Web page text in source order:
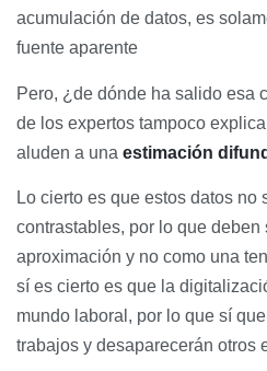
acumulación de datos, es
fuente aparente
Pero, ¿de dónde ha salido esa
de los expertos tampoco explica
aluden a una estimación
Lo cierto es que estos datos no
contrastables, por lo que deben
aproximación y no como una
sí es cierto es que la
mundo laboral, por lo que sí
trabajos y desaparecerán otros